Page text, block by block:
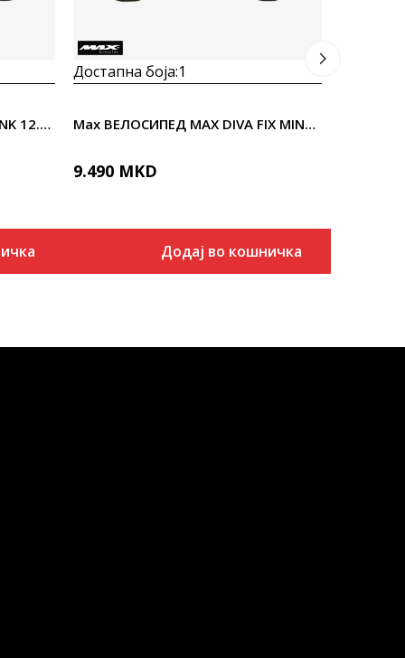
Max ВЕЛОСИПЕД MAX GTR PINK 12.0 20"
Достапна боја:1
Max ВЕЛОСИПЕД MAX DIVA FIX MINT 12.0 24"
9.490 MKD
Додај во кошничка